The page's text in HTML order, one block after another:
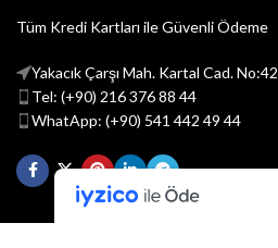
Tüm Kredi Kartları ile Güvenli Ödeme
Yakacık Çarşı Mah. Kartal Cad. No:42
Tel: (+90) 216 376 88 44
WhatApp: (+90) 541 442 49 44